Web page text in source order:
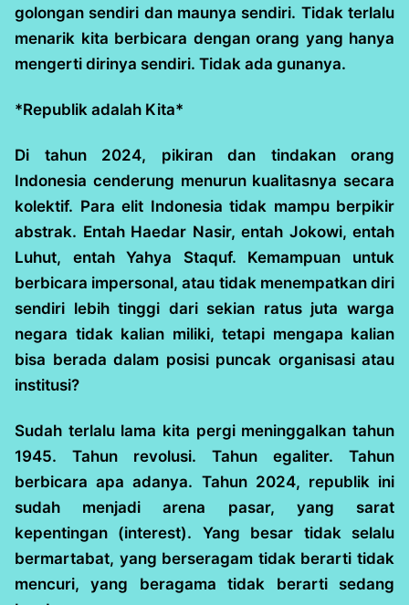
golongan sendiri dan maunya sendiri. Tidak terlalu
menarik kita berbicara dengan orang yang hanya
mengerti dirinya sendiri. Tidak ada gunanya.
*Republik adalah Kita*
Di tahun 2024, pikiran dan tindakan orang
Indonesia cenderung menurun kualitasnya secara
kolektif. Para elit Indonesia tidak mampu berpikir
abstrak. Entah Haedar Nasir, entah Jokowi, entah
Luhut, entah Yahya Staquf. Kemampuan untuk
berbicara impersonal, atau tidak menempatkan diri
sendiri lebih tinggi dari sekian ratus juta warga
negara tidak kalian miliki, tetapi mengapa kalian
bisa berada dalam posisi puncak organisasi atau
institusi?
Sudah terlalu lama kita pergi meninggalkan tahun
1945. Tahun revolusi. Tahun egaliter. Tahun
berbicara apa adanya. Tahun 2024, republik ini
sudah menjadi arena pasar, yang sarat
kepentingan (interest). Yang besar tidak selalu
bermartabat, yang berseragam tidak berarti tidak
mencuri, yang beragama tidak berarti sedang